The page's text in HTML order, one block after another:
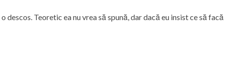
Teoretic ea nu vrea să spună, dar dacă eu insist ce să facă